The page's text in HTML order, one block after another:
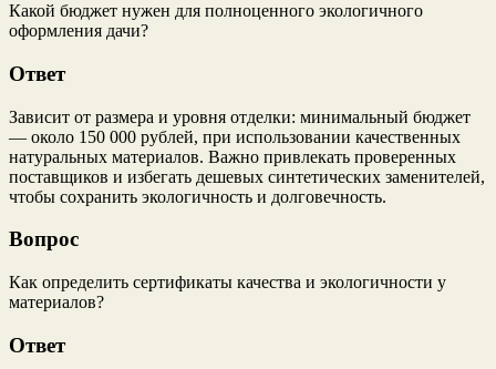
Какой бюджет нужен для полноценного экологичного
оформления дачи?
Ответ
Зависит от размера и уровня отделки: минимальный бюджет
— около 150 000 рублей, при использовании качественных
натуральных материалов. Важно привлекать проверенных
поставщиков и избегать дешевых синтетических заменителей,
чтобы сохранить экологичность и долговечность.
Вопрос
Как определить сертификаты качества и экологичности у
материалов?
Ответ